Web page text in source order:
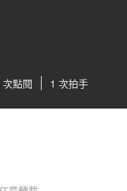
次點閱 1 次拍手